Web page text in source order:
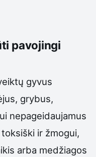
pavojingi
gyvus
grybus,
nepageidaujamus
ir žmogui,
arba medžiagos